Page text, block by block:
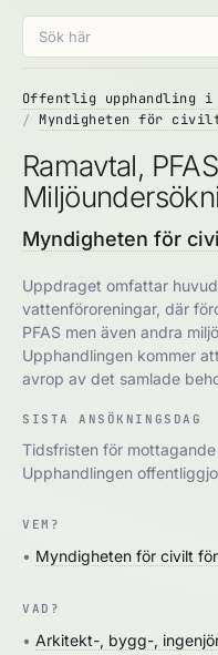
Offentlig upphandling i
Myndigheten för
Ramavtal, PFAS
Myndigheten för
Uppdraget omfattar
vattenföroreningar, där
PFAS men även andra
Upphandlingen kommer
avrop av det samlade
SISTA ANSÖKNINGSDAG
Tidsfristen för
Upphandlingen
VEM?
• Myndigheten för civilt
VAD?
• Arkitekt-, bygg-,